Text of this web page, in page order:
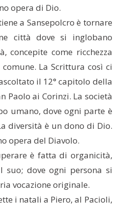
opera di Dio.
a Sansepolcro è tornare
città dove si inglobano
concepite come ricchezza
La Scrittura così ci
il 12° capitolo della
Paolo ai Corinzi. La società
umano, dove ogni parte è
diversità è un dono di Dio.
opera del Diavolo.
è fatta di organicità,
suo; dove ogni persona si
vocazione originale.
i natali a Piero, al Pacioli,